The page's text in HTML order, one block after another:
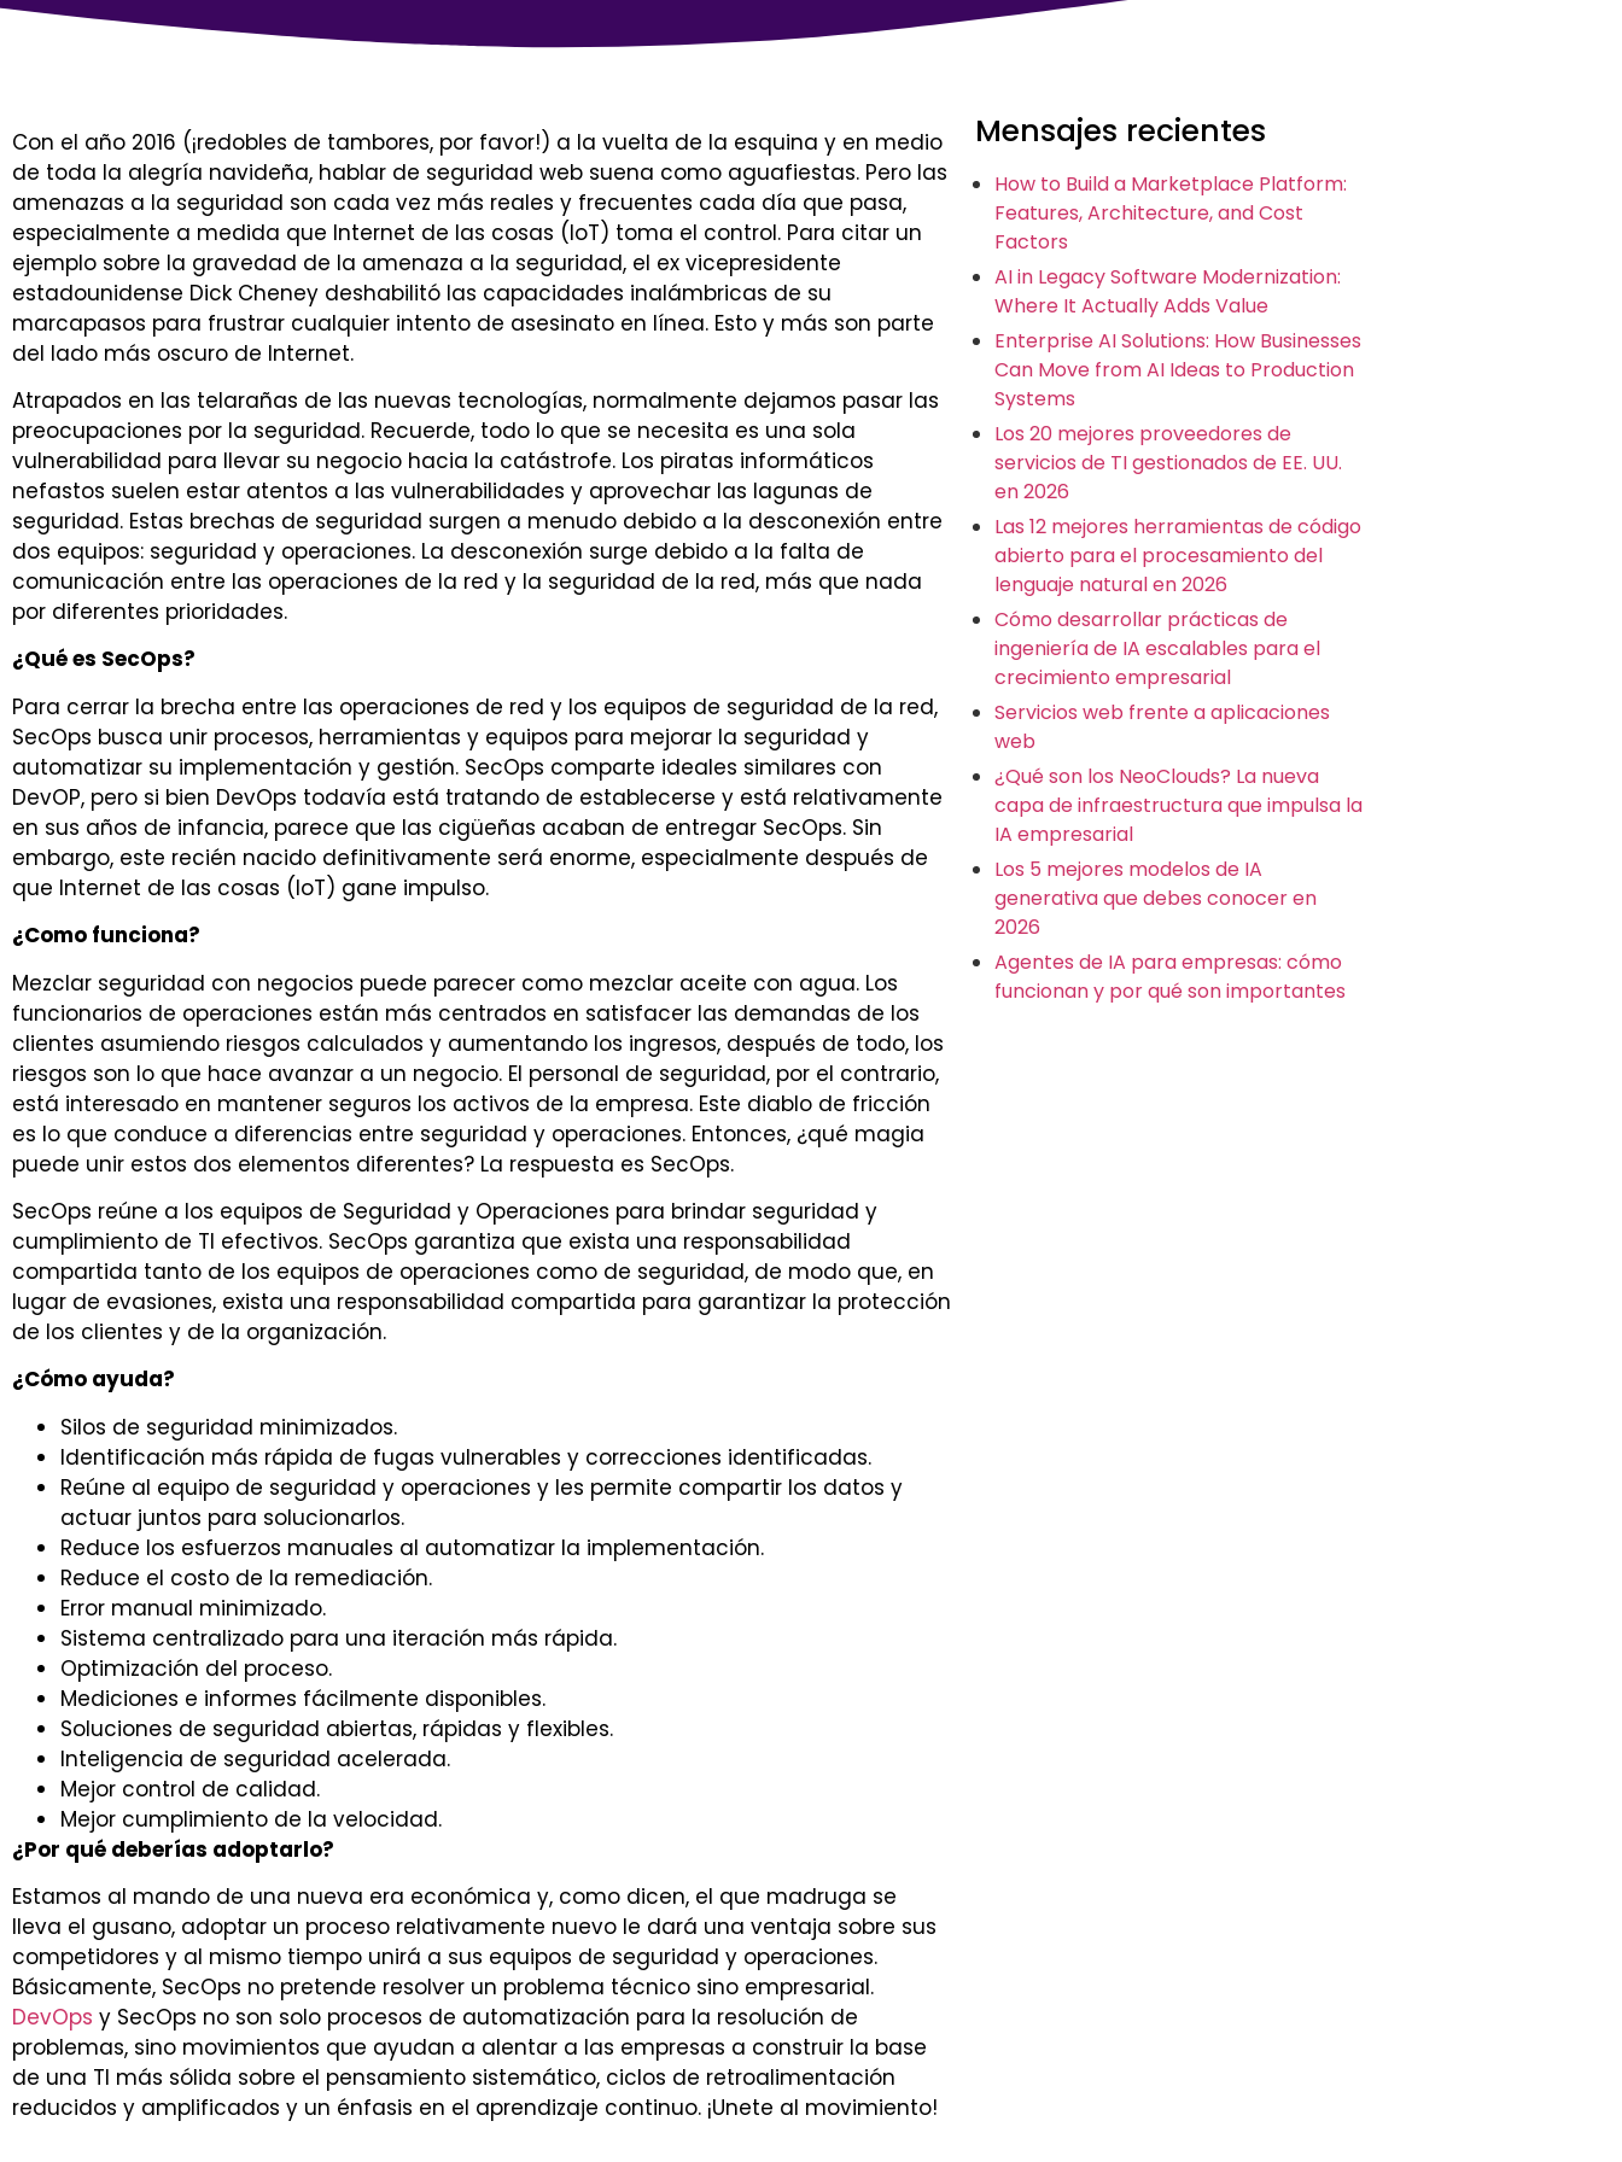
Con el año 2016 (¡redobles de tambores, por favor!) a la vuelta de la esquina y en medio
de toda la alegría navideña, hablar de seguridad web suena como aguafiestas. Pero las
amenazas a la seguridad son cada vez más reales y frecuentes cada día que pasa,
especialmente a medida que Internet de las cosas (IoT) toma el control. Para citar un
ejemplo sobre la gravedad de la amenaza a la seguridad, el ex vicepresidente
estadounidense Dick Cheney deshabilitó las capacidades inalámbricas de su
marcapasos para frustrar cualquier intento de asesinato en línea. Esto y más son parte
del lado más oscuro de Internet.
Atrapados en las telarañas de las nuevas tecnologías, normalmente dejamos pasar las
preocupaciones por la seguridad. Recuerde, todo lo que se necesita es una sola
vulnerabilidad para llevar su negocio hacia la catástrofe. Los piratas informáticos
nefastos suelen estar atentos a las vulnerabilidades y aprovechar las lagunas de
seguridad. Estas brechas de seguridad surgen a menudo debido a la desconexión entre
dos equipos: seguridad y operaciones. La desconexión surge debido a la falta de
comunicación entre las operaciones de la red y la seguridad de la red, más que nada
por diferentes prioridades.
¿Qué es SecOps?
Para cerrar la brecha entre las operaciones de red y los equipos de seguridad de la red,
SecOps busca unir procesos, herramientas y equipos para mejorar la seguridad y
automatizar su implementación y gestión. SecOps comparte ideales similares con
DevOP, pero si bien DevOps todavía está tratando de establecerse y está relativamente
en sus años de infancia, parece que las cigüeñas acaban de entregar SecOps. Sin
embargo, este recién nacido definitivamente será enorme, especialmente después de
que Internet de las cosas (IoT) gane impulso.
¿Como funciona?
Mezclar seguridad con negocios puede parecer como mezclar aceite con agua. Los
funcionarios de operaciones están más centrados en satisfacer las demandas de los
clientes asumiendo riesgos calculados y aumentando los ingresos, después de todo, los
riesgos son lo que hace avanzar a un negocio. El personal de seguridad, por el contrario,
está interesado en mantener seguros los activos de la empresa. Este diablo de fricción
es lo que conduce a diferencias entre seguridad y operaciones. Entonces, ¿qué magia
puede unir estos dos elementos diferentes? La respuesta es SecOps.
SecOps reúne a los equipos de Seguridad y Operaciones para brindar seguridad y
cumplimiento de TI efectivos. SecOps garantiza que exista una responsabilidad
compartida tanto de los equipos de operaciones como de seguridad, de modo que, en
lugar de evasiones, exista una responsabilidad compartida para garantizar la protección
de los clientes y de la organización.
¿Cómo ayuda?
Silos de seguridad minimizados.
Identificación más rápida de fugas vulnerables y correcciones identificadas.
Reúne al equipo de seguridad y operaciones y les permite compartir los datos y
actuar juntos para solucionarlos.
Reduce los esfuerzos manuales al automatizar la implementación.
Reduce el costo de la remediación.
Error manual minimizado.
Sistema centralizado para una iteración más rápida.
Optimización del proceso.
Mediciones e informes fácilmente disponibles.
Soluciones de seguridad abiertas, rápidas y flexibles.
Inteligencia de seguridad acelerada.
Mejor control de calidad.
Mejor cumplimiento de la velocidad.
¿Por qué deberías adoptarlo?
Estamos al mando de una nueva era económica y, como dicen, el que madruga se
lleva el gusano, adoptar un proceso relativamente nuevo le dará una ventaja sobre sus
competidores y al mismo tiempo unirá a sus equipos de seguridad y operaciones.
Básicamente, SecOps no pretende resolver un problema técnico sino empresarial.
DevOps y SecOps no son solo procesos de automatización para la resolución de
problemas, sino movimientos que ayudan a alentar a las empresas a construir la base
de una TI más sólida sobre el pensamiento sistemático, ciclos de retroalimentación
reducidos y amplificados y un énfasis en el aprendizaje continuo. ¡Unete al movimiento!
Mensajes recientes
How to Build a Marketplace Platform:
Features, Architecture, and Cost
Factors
AI in Legacy Software Modernization:
Where It Actually Adds Value
Enterprise AI Solutions: How Businesses
Can Move from AI Ideas to Production
Systems
Los 20 mejores proveedores de
servicios de TI gestionados de EE. UU.
en 2026
Las 12 mejores herramientas de código
abierto para el procesamiento del
lenguaje natural en 2026
Cómo desarrollar prácticas de
ingeniería de IA escalables para el
crecimiento empresarial
Servicios web frente a aplicaciones
web
¿Qué son los NeoClouds? La nueva
capa de infraestructura que impulsa la
IA empresarial
Los 5 mejores modelos de IA
generativa que debes conocer en
2026
Agentes de IA para empresas: cómo
funcionan y por qué son importantes